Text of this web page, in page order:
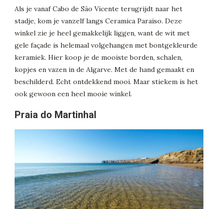
Als je vanaf Cabo de São Vicente terugrijdt naar het
stadje, kom je vanzelf langs Ceramica Paraiso. Deze
winkel zie je heel gemakkelijk liggen, want de wit met
gele façade is helemaal volgehangen met bontgekleurde
keramiek. Hier koop je de mooiste borden, schalen,
kopjes en vazen in de Algarve. Met de hand gemaakt en
beschilderd. Echt ontdekkend mooi. Maar stiekem is het
ook gewoon een heel mooie winkel.
Praia do Martinhal